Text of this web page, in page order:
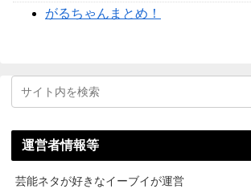
がるちゃんまとめ！
運営者情報等
芸能ネタが好きなイーブイが運営